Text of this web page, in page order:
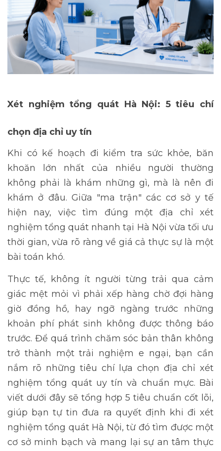
Xét nghiệm tổng quát Hà Nội: 5 tiêu chí
chọn địa chỉ uy tín
Khi có kế hoạch đi
kiểm tra sức khỏe, băn
khoăn lớn nhất của nhiều người thường
không phải là khám những gì, mà là nên đi
khám ở đâu. Giữa "ma trận" các cơ sở y tế
hiện nay, việc tìm đúng một địa chỉ xét
nghiệm tổng quát nhanh tại Hà Nội vừa tối ưu
thời gian, vừa rõ ràng về giá cả thực sự là một
bài toán khó.
Thực tế, không ít người từng trải qua cảm
giác mệt mỏi vì phải xếp hàng chờ đợi hàng
giờ đồng hồ, hay ngỡ ngàng trước những
khoản phí phát sinh không được thông báo
trước. Để quá trình chăm sóc bản thân không
trở thành một trải nghiệm e ngại, bạn cần
nắm rõ những tiêu chí lựa chọn địa chỉ xét
nghiệm tổng quát uy tín và chuẩn mực. Bài
viết dưới đây sẽ tổng hợp 5 tiêu chuẩn cốt lõi,
giúp bạn tự tin đưa ra quyết định khi đi xét
nghiệm tổng quátHà Nội, từ đó tìm được một
cơ sở minh bạch và mang lại sự an tâm thực